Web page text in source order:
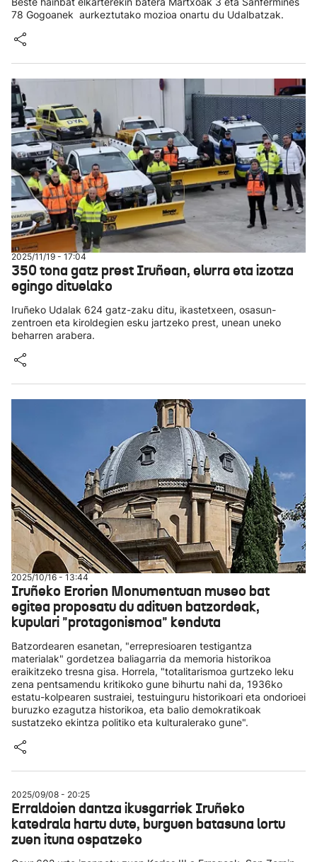
78 Gogoanek aurkeztutako mozioa onartu du Udalbatzak.
2025/11/19 - 17:04
350 tona gatz prest Iruñean, elurra eta izotza
egingo dituelako
Iruñeko Udalak 624 gatz-zaku ditu, ikastetxeen, osasun-
zentroen eta kiroldegien esku jartzeko prest, unean uneko
beharren arabera.
2025/10/16 - 13:44
Iruñeko Erorien Monumentuan museo bat
egitea proposatu du adituen batzordeak,
kupulari "protagonismoa" kenduta
Batzordearen esanetan, "errepresioaren testigantza
materialak" gordetzea baliagarria da memoria historikoa
eraikitzeko tresna gisa. Horrela, "totalitarismoa gurtzeko leku
zena pentsamendu kritikoko gune bihurtu nahi da, 1936ko
estatu-kolpearen sustraiei, testuinguru historikoari eta ondorioei
buruzko ezagutza historikoa, eta balio demokratikoak
sustatzeko ekintza politiko eta kulturalerako gune".
2025/09/08 - 20:25
Erraldoien dantza ikusgarriek Iruñeko
katedrala hartu dute, burguen batasuna lortu
zuen ituna ospatzeko